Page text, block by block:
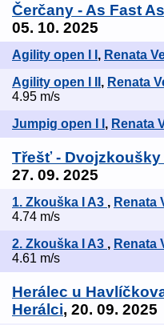
Čerčany - As Fast
05. 10. 2025
Agility open I I , Renata
Agility open I II , Renata
4.95 m/s
Jumpig open I I , Renata
Třešť - Dvojzkoušky
27. 09. 2025
1. Zkouška I A3 , Renata
4.74 m/s
2. Zkouška I A3 , Renata
4.61 m/s
Herálec u
Herálci, 20. 09. 2025